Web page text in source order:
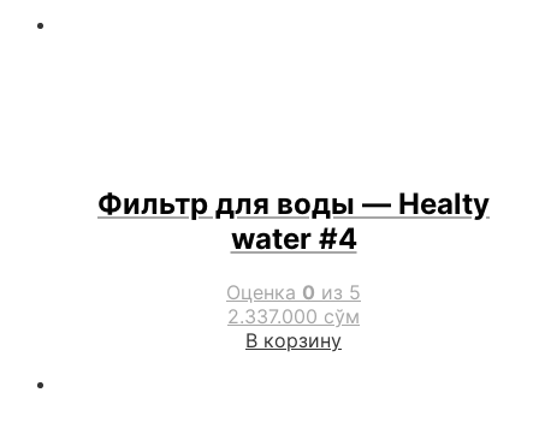
Фильтр для воды — Healty
water #4
Оценка 0 из 5
2.337.000 сўм
В корзину